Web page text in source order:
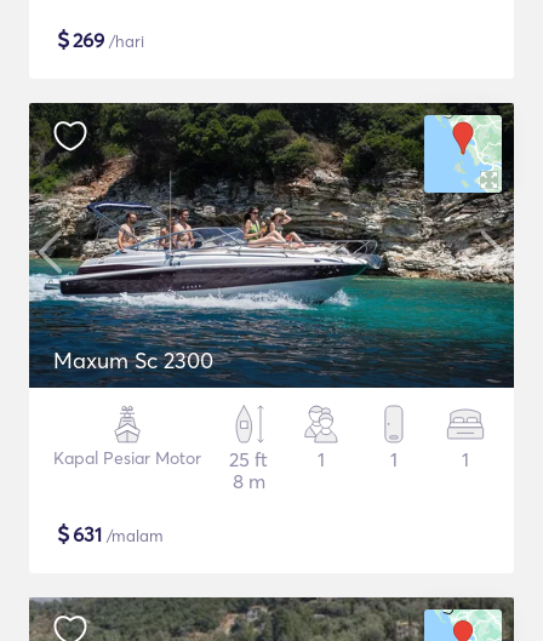
$269 /hari
Maxum Sc 2300
Kapal Pesiar Motor
25 ft
8 m
1 1 1
$631 /malam